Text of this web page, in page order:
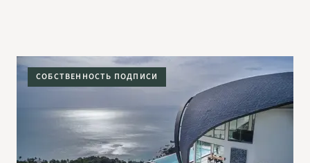
СОБСТВЕННОСТЬ ПОДПИСИ